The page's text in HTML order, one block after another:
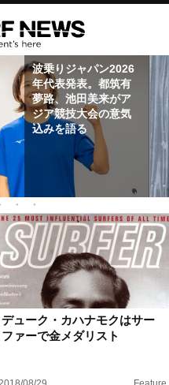
波乗りジャパン2026
年代表発表。都筑有
夢路、池田美来がア
ジア競技大会の意気
込みを語る
デューク・カハナモクはサー
ファーで金メダリスト
協定を締結 自治体との
を軸に地域活性化へ
ビュー】旧友レオ、ジャ
セッション
幕戦・現地リポート（高